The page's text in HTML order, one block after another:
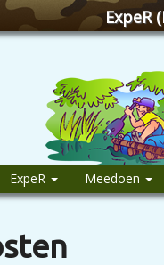
ExpeR
ExpeR Meedoen